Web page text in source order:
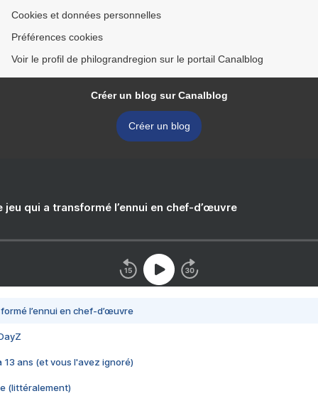
Cookies et données personnelles
Préférences cookies
Voir le profil de philograndregion sur le portail Canalblog
Créer un blog sur Canalblog
Créer un blog
jeu qui a transformé l’ennui en chef-d’œuvre
l’ennui en chef-d’œuvre
13 ans (et vous l'avez ignoré)
(littéralement)